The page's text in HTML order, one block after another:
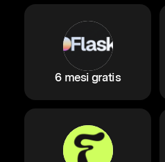
6 mesi gratis